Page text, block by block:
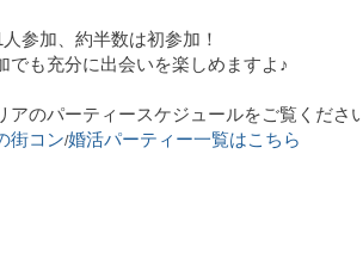
参加、約半数は初参加！
でも充分に出会いを楽しめますよ♪
アのパーティースケジュールをご覧くださ
街コン/婚活パーティー一覧はこちら